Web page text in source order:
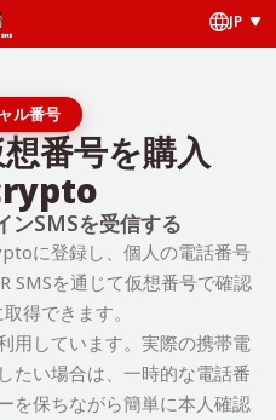
JP
ル番号
番号を購入
ンSMSを受信する
に登録し、個人の電話番号
SMSを通じて仮想番号で確認
得できます。
用しています。実際の携帯電
たい場合は、一時的な電話番
を保ちながら簡単に本人確認